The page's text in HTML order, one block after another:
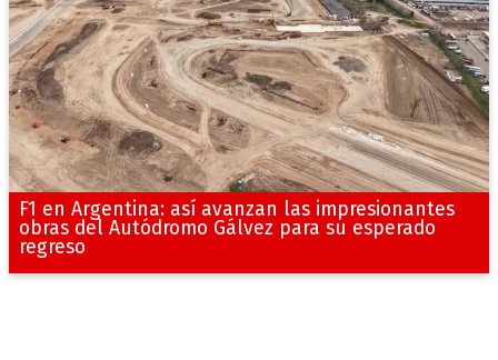
F1 en Argentina: así avanzan las impresionantes
obras del Autódromo Gálvez para su esperado
regreso